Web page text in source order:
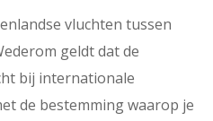
vluchten tussen
geldt dat de
bij internationale
de bestemming waarop je